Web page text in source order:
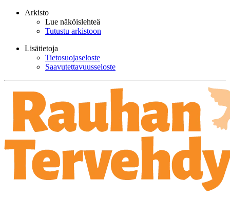
Arkisto
Lue näköislehteä
Tutustu arkistoon
Lisätietoja
Tietosuojaseloste
Saavutettavuusseloste